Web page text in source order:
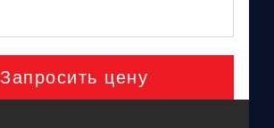
Запросить цену